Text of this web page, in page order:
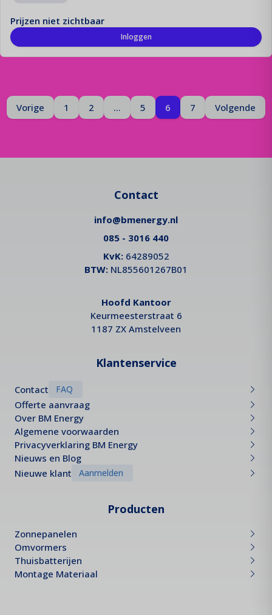
Prijzen niet zichtbaar
Inloggen
Vorige
Pagina 1 2 ... 5 Je bent op pagina
6 7 Volgende
Pagina
Contact
info@bmenergy.nl
085 - 3016 440
KvK:64289052
BTW: NL855601267B01
Hoofd Kantoor
Keurmeesterstraat 6
1187 ZX Amstelveen
Klantenservice
Contact FAQ
Offerte aanvraag
Over BM Energy
Algemene voorwaarden
Privacyverklaring BM Energy
Nieuws en Blog
Nieuwe klant
Aanmelden
Producten
Zonnepanelen
Omvormers
Thuisbatterijen
Montage Materiaal